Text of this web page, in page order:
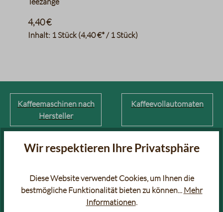
Inhalt: 1 Stück(4,40 €* / 1 Stück)
4,40 €
Kaffeemaschinen nach
Hersteller
Kaffeevollautomaten
Siebträger Filterkaffeemaschinen
Welche Moccamaster
passt zu mir?
Kaffeemaschinen-Guide
Wir respektieren Ihre Privatsphäre
Diese Website verwendet Cookies, um Ihnen die
bestmögliche Funktionalität bieten zu können... Mehr
Informationen.